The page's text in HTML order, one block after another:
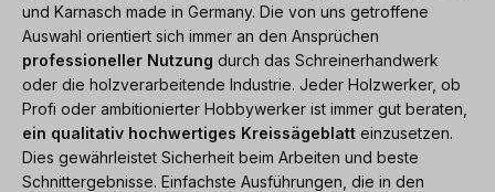
und Karnasch made in Germany. Die von uns getroffene
Auswahl orientiert sich immer an den Ansprüchen
professioneller Nutzung durch das Schreinerhandwerk
oder die holzverarbeitende Industrie. Jeder Holzwerker, ob
Profi oder ambitionierter Hobbywerker ist immer gut beraten,
ein qualitativ hochwertiges Kreissägeblatt einzusetzen.
Dies gewährleistet Sicherheit beim Arbeiten und beste
Schnittergebnisse. Einfachste Ausführungen, die in den